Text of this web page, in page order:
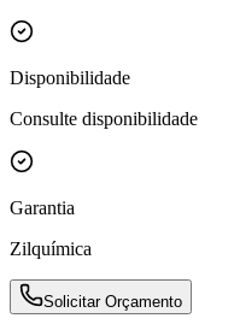
Disponibilidade
Consulte disponibilidade
Garantia
Zilquímica
Solicitar Orçamento